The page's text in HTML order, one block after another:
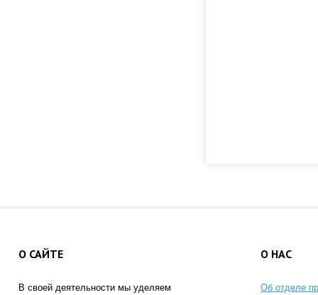
О САЙТЕ
В своей деятельности мы уделяем
О НАС
Об отделе